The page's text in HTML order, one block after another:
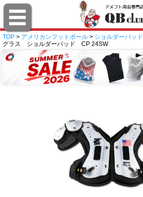
TOP > アメリカンフットボール > ショルダーパッド
グラス ショルダーパッド CP 24SW